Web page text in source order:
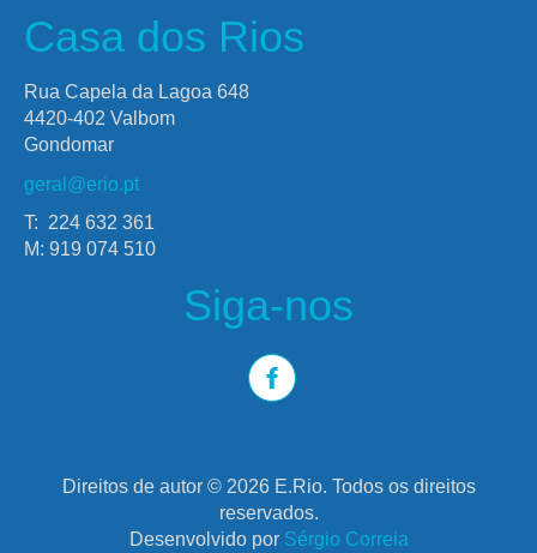
Casa dos Rios
Rua Capela da Lagoa 648
4420-402 Valbom
Gondomar
geral@erio.pt
T: 224 632 361
M: 919 074 510
Siga-nos
Direitos de autor © 2026 E.Rio. Todos os direitos
reservados.
Desenvolvido por Sérgio Correia